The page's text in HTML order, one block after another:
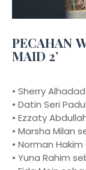
PECAHAN
MAID 2’
• Sherry
• Datin Seri
• Ezzaty
• Marsha Milan
• Norman
• Yuna Rahim